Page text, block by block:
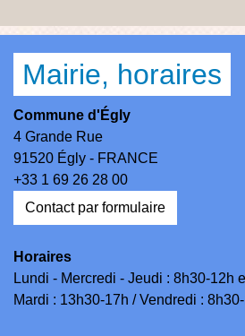
Mairie, horaires
Commune d'Égly
4 Grande Rue
91520 Égly - FRANCE
+33 1 69 26 28 00
Contact par formulaire
Horaires
Lundi - Mercredi - Jeudi : 8h30-12h
Mardi : 13h30-17h / Vendredi :